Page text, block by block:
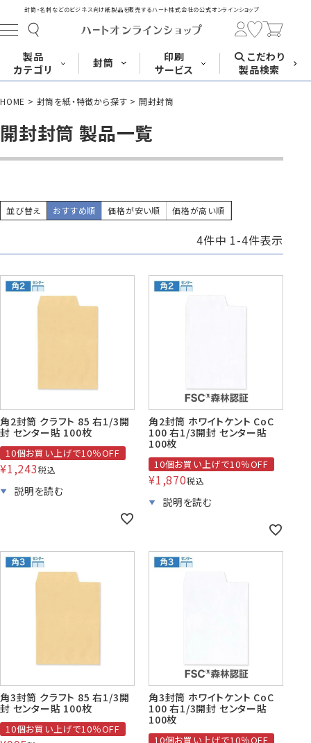
封筒・名刺などのビジネス向け紙製品を販売するハート株式会社の公式オンラインショップ
製品
カテゴリ
名刺 はがき カード・挨拶状
お悔み用
喪中はがき
印刷
カレンダー のし紙・のし袋
発送・包装・梱包資
材
見本帳
封筒
長形封筒 角形封筒 洋形封筒
120×235 120×235
長4窓封筒
B5横3つ折
90×205
長40封筒
A4横4つ折
142×332
B5縦2つ折 A4横3つ折
110×220
A4横3つ折
洋2タテ封筒
114×162
洋5タテ封筒 給与明細用封筒
印刷
サービス
封筒印刷サービス
紙製クリアファイル印刷サービス
喪中はがき印刷サービス
こだわり
製品検索
HOME 封筒を紙・特徴から探す 開封封筒
開封封筒 製品一覧
並び替え おすすめ順 価格が安い順 価格が高い順
4件中 1-4件表示
角2封筒 クラフト 85 右1/3開
封 センター貼 100枚
10個お買い上げで10％OFF
¥1,243税込
角2封筒 ホワイトケント CoC
100 右1/3開封 センター貼
100枚
10個お買い上げで10％OFF
¥1,870税込
角3封筒 クラフト 85 右1/3開
封 センター貼 100枚
10個お買い上げで10％OFF
角3封筒 ホワイトケント CoC
100 右1/3開封 センター貼
100枚
10個お買い上げで10％OFF